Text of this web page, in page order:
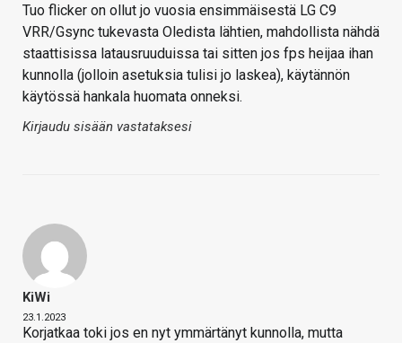
Tuo flicker on ollut jo vuosia ensimmäisestä LG C9
VRR/Gsync tukevasta Oledista lähtien, mahdollista nähdä
staattisissa latausruuduissa tai sitten jos fps heijaa ihan
kunnolla (jolloin asetuksia tulisi jo laskea), käytännön
käytössä hankala huomata onneksi.
Kirjaudu sisään vastataksesi
KiWi
23.1.2023
Korjatkaa toki jos en nyt ymmärtänyt kunnolla, mutta